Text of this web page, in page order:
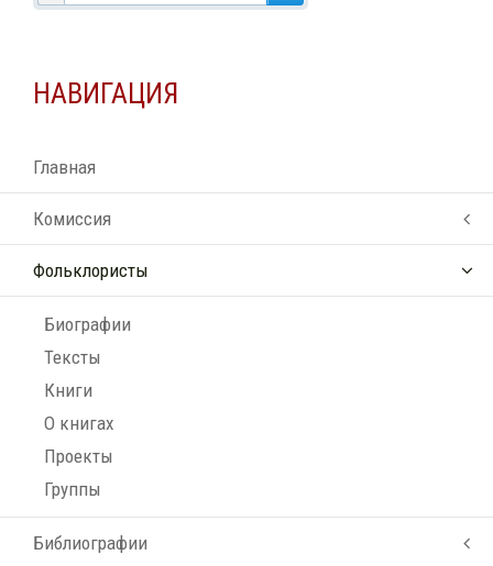
НАВИГАЦИЯ
Главная
Комиссия
Фольклористы
Биографии
Тексты
Книги
О книгах
Проекты
Группы
Библиографии